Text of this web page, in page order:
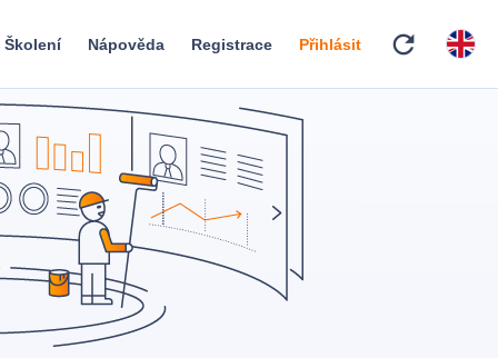
Školení Nápověda Registrace Přihlásit refresh